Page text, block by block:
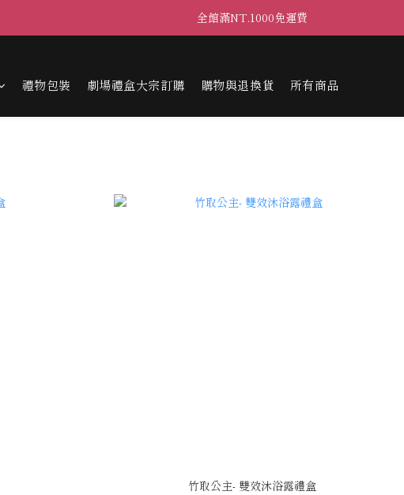
全館滿NT.1000免運費
禮物包裝 劇場禮盒大宗訂購 購物與退換貨 所有商品
竹取公主- 雙效沐浴露禮盒